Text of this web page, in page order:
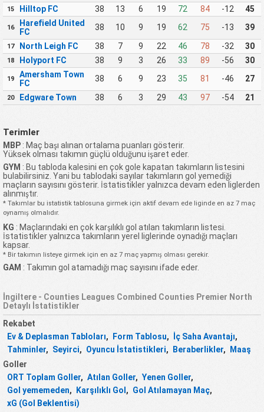
15 Hilltop FC 38 13 6 19 72 84 -12 45
16
Harefield United
FC
38 10 9 19 62 75 -13 39
17 North Leigh FC 38 7 9 22 46 78 -32 30
18 Holyport FC 38 9 3 26 33 89 -56 30
19
Amersham Town
FC
38 6 9 23 35 81 -46 27
20 Edgware Town 38 6 3 29 43 97 -54 21
Terimler
MBP : Maç başı alınan ortalama puanları gösterir.
Yüksek olması takımın güçlü olduğunu işaret eder.
GYM : Bu tabloda kalesini en çok gole kapatan takımların listesini
bulabilirsiniz. Yani bu tablodaki sayılar takımların gol yemediği
maçların sayısını gösterir. İstatistikler yalnızca devam eden liglerden
alınmıştır.
* Takımlar bu istatistik tablosuna girmek için aktif devam ede liginde en az 7 maç
oynamış olmalıdır.
KG : Maçlarındaki en çok karşılıklı gol atılan takımların listesi.
İstatistikler yalnızca takımların yerel liglerinde oynadığı maçları
kapsar.
* Bir takımın listeye girmek için en az 7 maç yapmış olması gerekir.
GAM : Takımın gol atamadığı maç sayısını ifade eder.
İngiltere - Counties Leagues Combined Counties Premier North
Detaylı İstatistikler
Rekabet
Ev & Deplasman Tabloları, Form Tablosu, İç Saha Avantajı,
Tahminler, Seyirci, Oyuncu İstatistikleri, Beraberlikler,
Maaş
Goller
ORT Toplam Goller, Atılan Goller, Yenen Goller,
Gol yememeden, Karşılıklı Gol , Gol Atılamayan Maç,
xG (Gol Beklentisi)